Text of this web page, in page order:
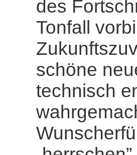
des
Tonfall
schöne
technisch